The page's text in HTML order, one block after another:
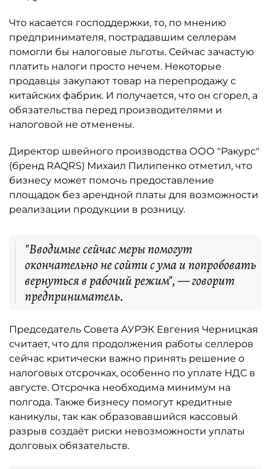
Что касается господдержки, то, по мнению
предпринимателя, пострадавшим селлерам
помогли бы налоговые льготы. Сейчас зачастую
платить налоги просто нечем. Некоторые
продавцы закупают товар на перепродажу с
китайских фабрик. И получается, что он сгорел, а
обязательства перед производителями и
налоговой не отменены.
Директор швейного производства ООО "Ракурс"
(бренд RAQRS) Михаил Пилипенко отметил, что
бизнесу может помочь предоставление
площадок без арендной платы для возможности
реализации продукции в розницу.
"Вводимые сейчас меры помогут
окончательно не сойти с ума и попробовать
вернуться в рабочий режим", — говорит
предприниматель.
Председатель Совета АУРЭК Евгения Черницкая
считает, что для продолжения работы селлеров
сейчас критически важно принять решение о
налоговых отсрочках, особенно по уплате НДС в
августе. Отсрочка необходима минимум на
полгода. Также бизнесу помогут кредитные
каникулы, так как образовавшийся кассовый
разрыв создаёт риски невозможности уплаты
долговых обязательств.